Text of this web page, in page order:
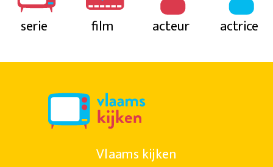
serie film acteur actrice
Vlaams kijken